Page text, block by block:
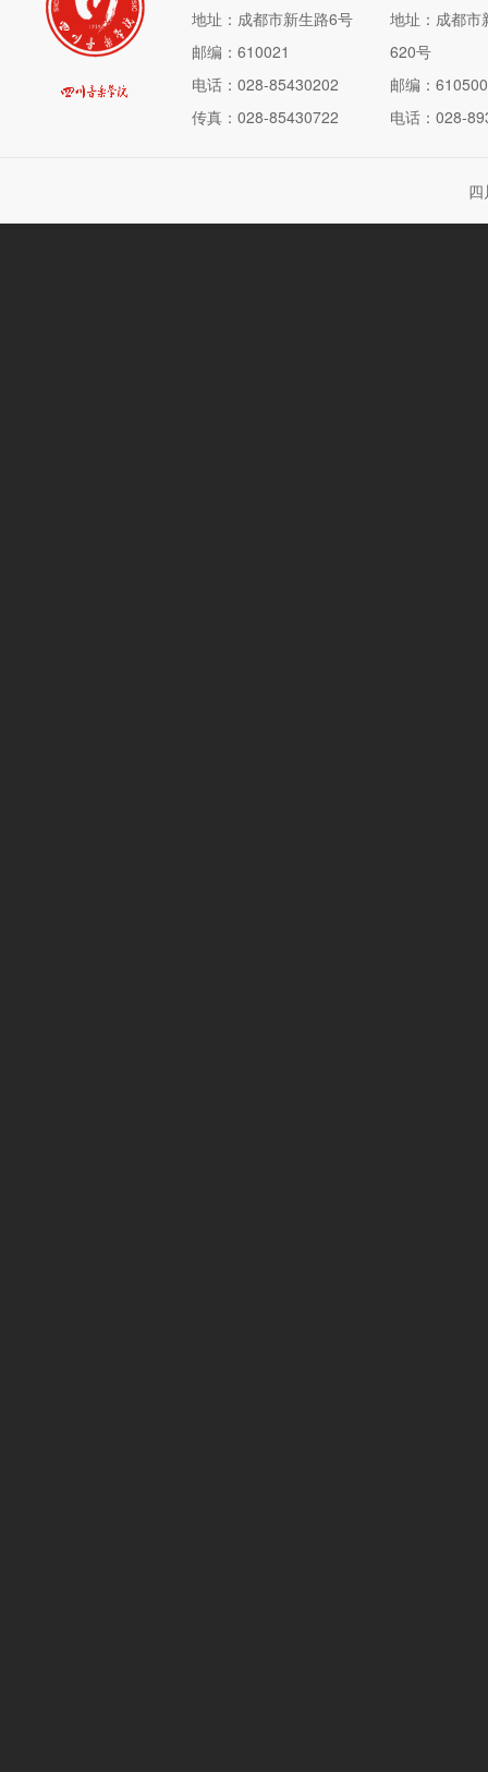
地址：成都市新生路6号
邮编：610021
电话：028-85430202
传真：028-85430722
地址：成都市
620号
邮编：610500
电话：028-